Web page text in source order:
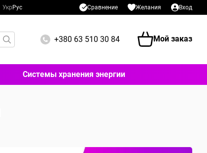
Укр Рус Сравнение Желания Вход
+380 63 510 30 84 Мой заказ
Системы хранения энергии